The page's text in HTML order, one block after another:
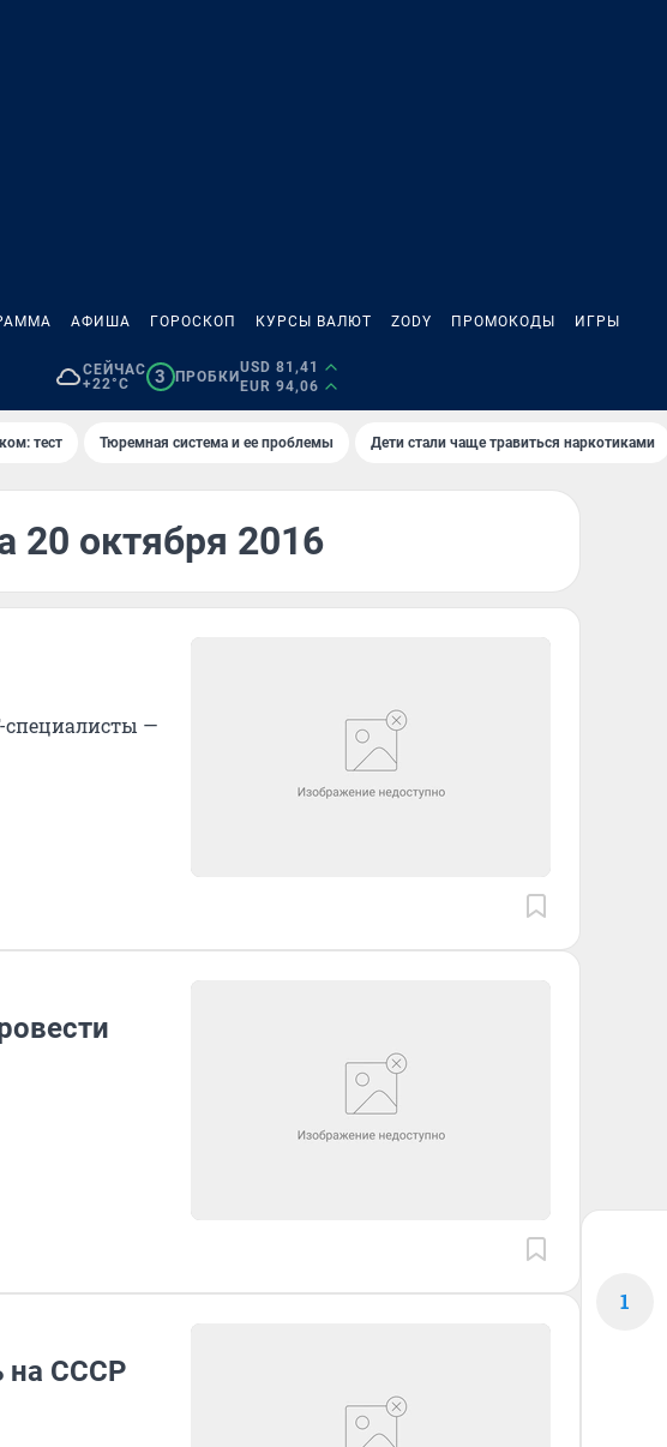
АФИША ГОРОСКОП КУРСЫ ВАЛЮТ ZODY ПРОМОКОДЫ ИГРЫ
СЕЙЧАС
+22°C
3 ПРОБКИ
USD 81,41
EUR 94,06
тест Тюремная система и ее проблемы Дети стали чаще травиться наркотиками
20 октября 2016
специалисты —
на СССР
1